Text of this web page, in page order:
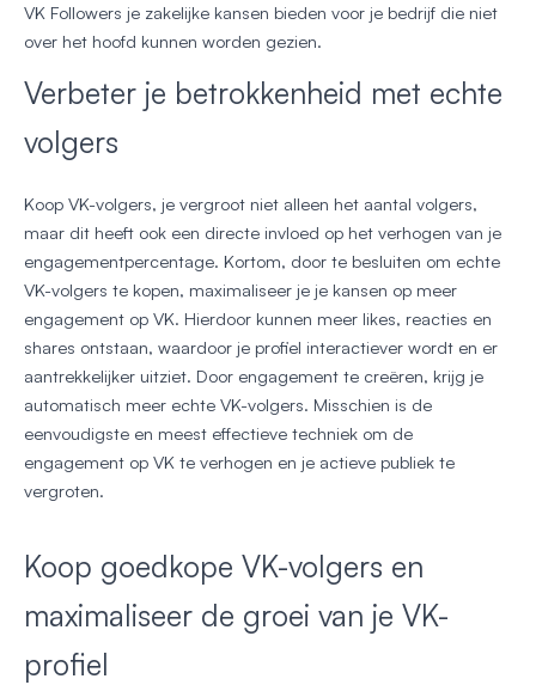
VK Followers je zakelijke kansen bieden voor je bedrijf die niet
over het hoofd kunnen worden gezien.
Verbeter je betrokkenheid met echte
volgers
Koop VK-volgers, je vergroot niet alleen het aantal volgers,
maar dit heeft ook een directe invloed op het verhogen van je
engagementpercentage. Kortom, door te besluiten om echte
VK-volgers te kopen, maximaliseer je je kansen op meer
engagement op VK. Hierdoor kunnen meer likes, reacties en
shares ontstaan, waardoor je profiel interactiever wordt en er
aantrekkelijker uitziet. Door engagement te creëren, krijg je
automatisch meer echte VK-volgers. Misschien is de
eenvoudigste en meest effectieve techniek om de
engagement op VK te verhogen en je actieve publiek te
vergroten.
Koop goedkope VK-volgers en
maximaliseer de groei van je VK-
profiel